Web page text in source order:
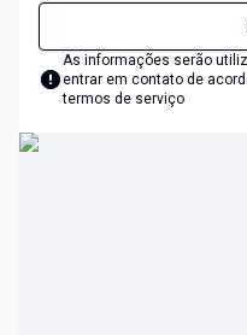
As informações serão
entrar em contato de
termos de serviço